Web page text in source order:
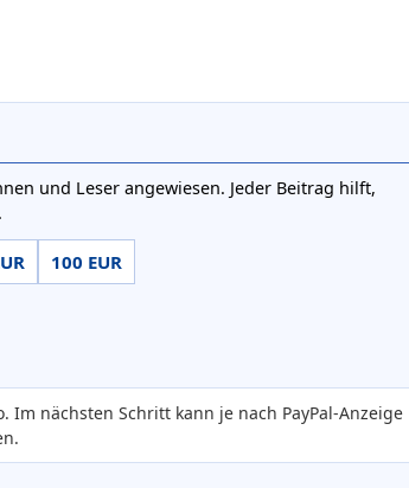
und Leser angewiesen. Jeder Beitrag hilft,
100 EUR
Im nächsten Schritt kann je nach PayPal-Anzeige